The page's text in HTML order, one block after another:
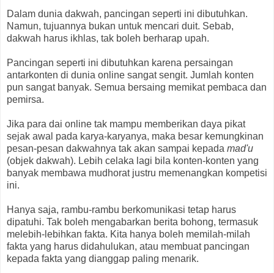
Dalam dunia dakwah, pancingan seperti ini dibutuhkan.
Namun, tujuannya bukan untuk mencari duit. Sebab,
dakwah harus ikhlas, tak boleh berharap upah.
Pancingan seperti ini dibutuhkan karena persaingan
antarkonten di dunia online sangat sengit. Jumlah konten
pun sangat banyak. Semua bersaing memikat pembaca dan
pemirsa.
Jika para dai online tak mampu memberikan daya pikat
sejak awal pada karya-karyanya, maka besar kemungkinan
pesan-pesan dakwahnya tak akan sampai kepada mad'u
(objek dakwah). Lebih celaka lagi bila konten-konten yang
banyak membawa mudhorat justru memenangkan kompetisi
ini.
Hanya saja, rambu-rambu berkomunikasi tetap harus
dipatuhi. Tak boleh mengabarkan berita bohong, termasuk
melebih-lebihkan fakta. Kita hanya boleh memilah-milah
fakta yang harus didahulukan, atau membuat pancingan
kepada fakta yang dianggap paling menarik.